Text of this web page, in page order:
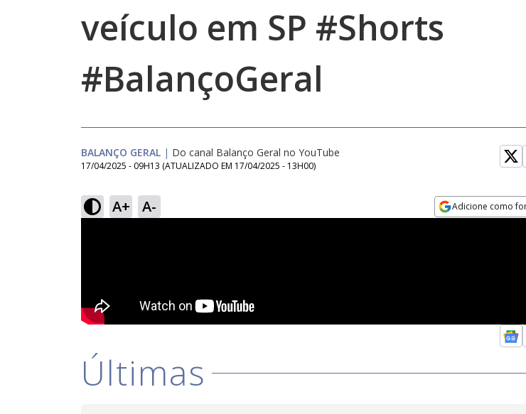
veículo em SP #Shorts
#BalançoGeral
BALANÇO GERAL | Do canal Balanço Geral no YouTube
17/04/2025 - 09H13 (ATUALIZADO EM 17/04/2025 - 13H00)
A+ A- Adicione como
Últimas